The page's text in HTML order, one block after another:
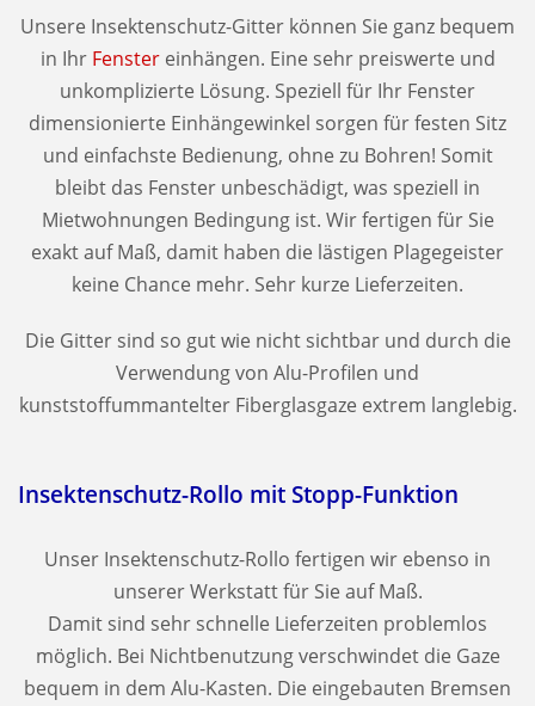
Unsere Insektenschutz-Gitter können Sie ganz bequem
in Ihr Fenstereinhängen. Eine sehr preiswerte und
unkomplizierte Lösung. Speziell für Ihr Fenster
dimensionierte Einhängewinkel sorgen für festen Sitz
und einfachste Bedienung, ohne zu Bohren! Somit
bleibt das Fenster unbeschädigt, was speziell in
Mietwohnungen Bedingung ist. Wir fertigen für Sie
exakt auf Maß, damit haben die lästigen Plagegeister
keine Chance mehr. Sehr kurze Lieferzeiten.
Die Gitter sind so gut wie nicht sichtbar und durch die
Verwendung von Alu-Profilen und
kunststoffummantelter Fiberglasgaze extrem langlebig.
Insektenschutz-Rollo mit Stopp-Funktion
Unser Insektenschutz-Rollo fertigen wir ebenso in
unserer Werkstatt für Sie auf Maß.
Damit sind sehr schnelle Lieferzeiten problemlos
möglich. Bei Nichtbenutzung verschwindet die Gaze
bequem in dem Alu-Kasten. Die eingebauten Bremsen